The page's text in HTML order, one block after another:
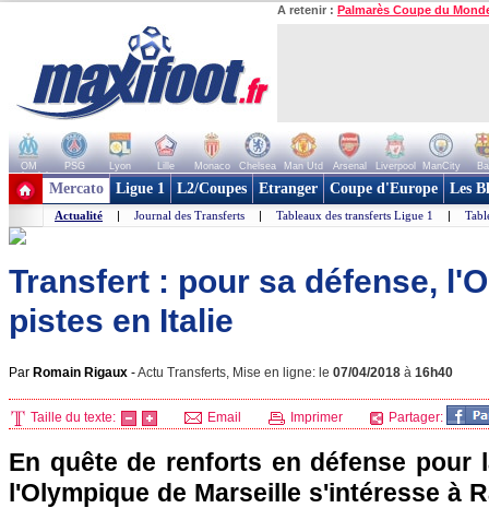
A retenir : Palmarès Coupe du
OM PSG Lyon Lille Monaco Chelsea Man Utd Arsenal Liverpool ManCity
+ de clubs
Mercato Ligue 1 L2/Coupes Etranger Coupe d'Europe Les
Actualité | Journal des Transferts | Tableaux des transferts Ligue 1 |
Transfert : pour sa défense,
pistes en Italie
Par Romain Rigaux -Actu Transferts, Mise en ligne: le 07/04/2018 à 16h40
Taille du texte: Email Imprimer Partager:
En quête de renforts en défense pour
l'Olympique de Marseille s'intéresse à